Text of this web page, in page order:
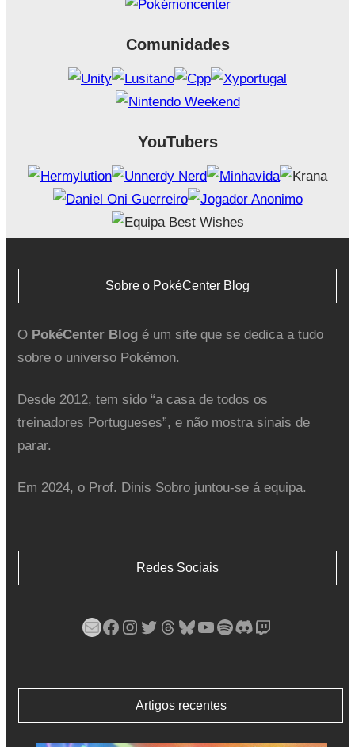
Comunidades
YouTubers
Sobre o PokéCenter Blog
O PokéCenter Blogé um site que se dedica a tudo
sobre o universo Pokémon.
Desde 2012, tem sido “a casa de todos os
treinadores Portugueses”, e não mostra sinais de
parar.
Em 2024, o Prof. Dinis Sobro juntou-se á equipa.
Redes Sociais
Mail Facebook Instagram Twitter Threads Bluesky YouTube Spotify Discord Twitch
Artigos recentes